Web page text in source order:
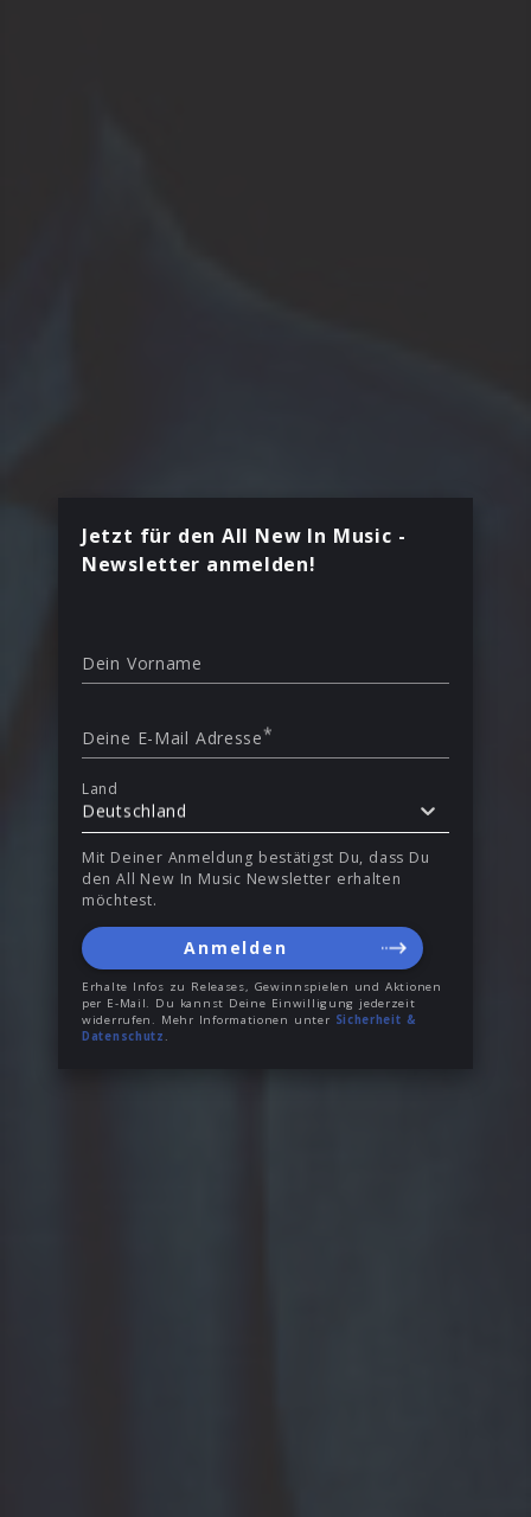
Jetzt für den All New In Music -
Newsletter anmelden!
Dein Vorname
Deine E-Mail Adresse*
Land
Deutschland
Mit Deiner Anmeldung bestätigst Du, dass Du
den All New In Music Newsletter erhalten
möchtest.
Anmelden
Erhalte Infos zu Releases, Gewinnspielen und Aktionen
per E-Mail. Du kannst Deine Einwilligung jederzeit
widerrufen. Mehr Informationen unter Sicherheit &
Datenschutz .